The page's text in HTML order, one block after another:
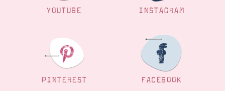
YOUTUBE INSTAGRAM
PINTEREST FACEBOOK